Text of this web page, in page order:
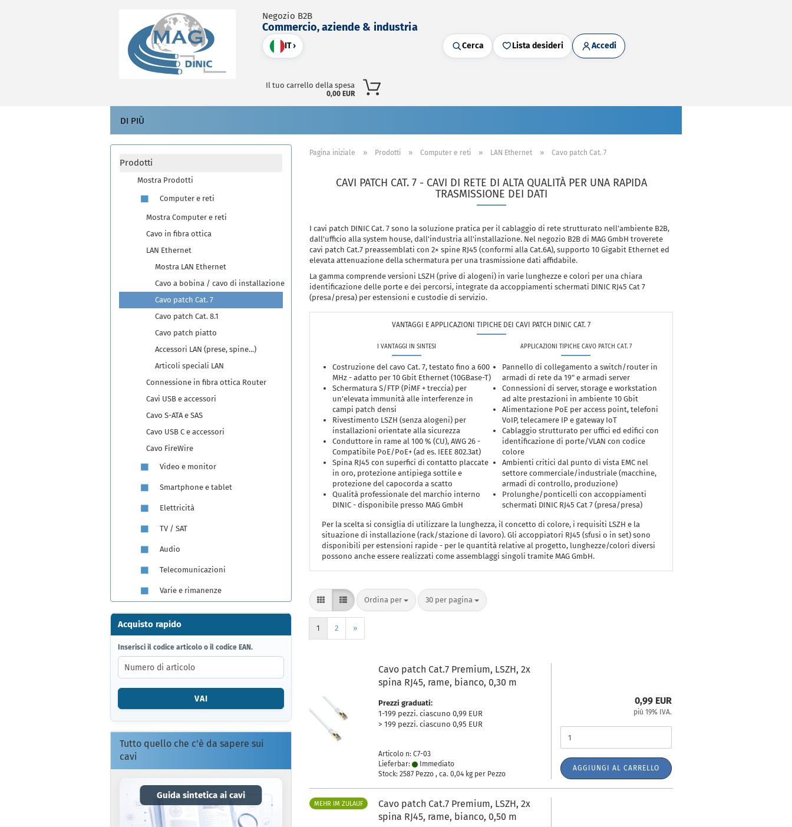
Negozio B2B
Commercio, aziende & industria
IT› Cerca Lista desideri Accedi
Il tuo carrello della spesa
0,00 EUR
DI PIÙ
Pagina iniziale » Prodotti » Computer e reti » LAN Ethernet » Cavo patch Cat. 7
CAVI PATCH CAT. 7 - CAVI DI RETE DI ALTA QUALITÀ PER UNA RAPIDA
TRASMISSIONE DEI DATI
I cavi patch DINIC Cat. 7 sono la soluzione pratica per il cablaggio di rete strutturato nell'ambiente B2B,
dall'ufficio alla system house, dall'industria all'installazione. Nel negozio B2B di MAG GmbH troverete
cavi patch Cat.7 preassemblati con 2× spine RJ45 (conformi alla Cat.6A), supporto 10 Gigabit Ethernet ed
elevata attenuazione della schermatura per una trasmissione dati affidabile.
La gamma comprende versioni LSZH (prive di alogeni) in varie lunghezze e colori per una chiara
identificazione delle porte e dei percorsi, integrate da accoppiamenti schermati DINIC RJ45 Cat 7
(presa/presa) per estensioni e custodie di servizio.
VANTAGGI E APPLICAZIONI TIPICHE DEI CAVI PATCH DINIC CAT. 7
I VANTAGGI IN SINTESI
Costruzione del cavo Cat. 7, testato fino a 600
MHz - adatto per 10 Gbit Ethernet (10GBase-T)
Schermatura S/FTP (PiMF + treccia) per
un'elevata immunità alle interferenze in
campi patch densi
Rivestimento LSZH (senza alogeni) per
installazioni orientate alla sicurezza
Conduttore in rame al 100 % (CU), AWG 26 -
Compatibile PoE/PoE+ (ad es. IEEE 802.3at)
Spina RJ45 con superfici di contatto placcate
in oro, protezione antipiega sottile e
protezione del capocorda a scatto
Qualità professionale del marchio interno
DINIC - disponibile presso MAG GmbH
APPLICAZIONI TIPICHE CAVO PATCH CAT. 7
Pannello di collegamento a switch/router in
armadi di rete da 19" e armadi server
Connessioni di server, storage e workstation
ad alte prestazioni in ambiente 10 Gbit
Alimentazione PoE per access point, telefoni
VoIP, telecamere IP e gateway IoT
Cablaggio strutturato per uffici ed edifici con
identificazione di porte/VLAN con codice
colore
Ambienti critici dal punto di vista EMC nel
settore commerciale/industriale (macchine,
armadi di controllo, produzione)
Prolunghe/ponticelli con accoppiamenti
schermati DINIC RJ45 Cat 7 (presa/presa)
Per la scelta si consiglia di utilizzare la lunghezza, il concetto di colore, i requisiti LSZH e la
situazione di installazione (rack/stazione di lavoro). Gli accoppiatori RJ45 (sfusi o in set) sono
disponibili per estensioni rapide - per le quantità relative al progetto, lunghezze/colori diversi
possono anche essere realizzati come assemblaggi singoli tramite MAG GmbH.
Ordina per
Ordina per 30 per pagina
per pagina
1 2 »
Cavo patch Cat.7 Premium, LSZH, 2x
spina RJ45, rame, bianco, 0,30 m
Prezzi graduati:
1-199 pezzi. ciascuno 0,99 EUR
> 199 pezzi. ciascuno 0,95 EUR
Articolo n: C7-03
Lieferbar:
Immediato
Stock: 2587 Pezzo , ca.0,04 kg per Pezzo
0,99 EUR
più 19% IVA.
AGGIUNGI AL CARRELLO
MEHR IM ZULAUF
Cavo patch Cat.7 Premium, LSZH, 2x
spina RJ45, rame, bianco, 0,50 m
Prodotti
Mostra Prodotti
Computer e reti
Mostra Computer e reti
Cavo in fibra ottica
LAN Ethernet
Mostra LAN Ethernet
Cavo a bobina / cavo di installazione
Cavo patch Cat. 7
Cavo patch Cat. 8.1
Cavo patch piatto
Accessori LAN (prese, spine...)
Articoli speciali LAN
Connessione in fibra ottica Router
Cavi USB e accessori
Cavo S-ATA e SAS
Cavo USB C e accessori
Cavo FireWire
Video e monitor
Smartphone e tablet
Elettricità
TV / SAT
Audio
Telecomunicazioni
Varie e rimanenze
Acquisto rapido
INSERISCI
IL
CODICE
ARTICOLO
O
CODICE
EAN.
Inserisci il codice articolo o il codice EAN.
VAI
Tutto quello che c'è da sapere sui
cavi
Guida sintetica ai cavi